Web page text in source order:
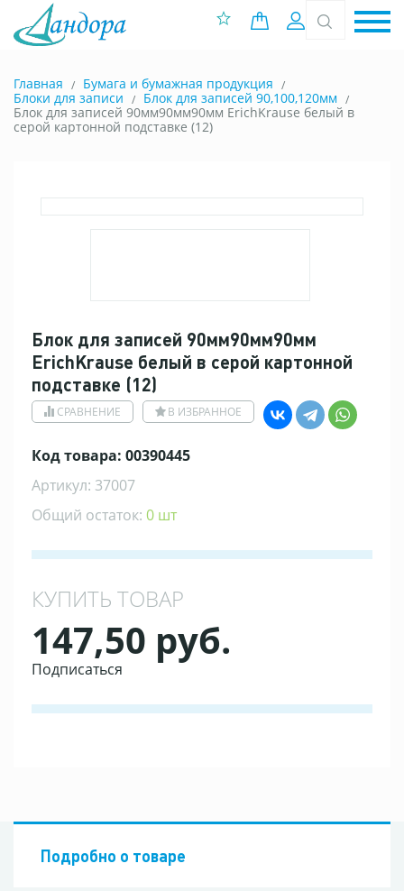
0 позиций
Вход
Главная
Бумага и бумажная продукция
Блоки для записи
Блок для записей 90,100,120мм
Блок для записей 90мм90мм90мм ErichKrause белый в
серой картонной подставке (12)
Блок для записей 90мм90мм90мм
ErichKrause белый в серой картонной
подставке (12)
СРАВНЕНИЕ В ИЗБРАННОЕ
Код товара: 00390445
Артикул: 37007
Общий остаток: 0 шт
КУПИТЬ ТОВАР
147,50 руб.
Подписаться
Подробно о товаре